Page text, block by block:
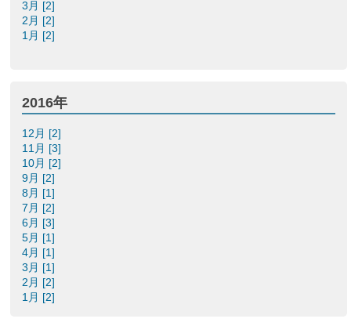
3月 [2]
2月 [2]
1月 [2]
2016年
12月 [2]
11月 [3]
10月 [2]
9月 [2]
8月 [1]
7月 [2]
6月 [3]
5月 [1]
4月 [1]
3月 [1]
2月 [2]
1月 [2]